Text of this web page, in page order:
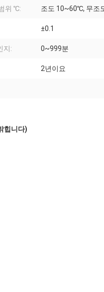
위 ℃: 조도 10~60℃, 무조
±0.1
지: 0~999분
2년이요
힙니다)